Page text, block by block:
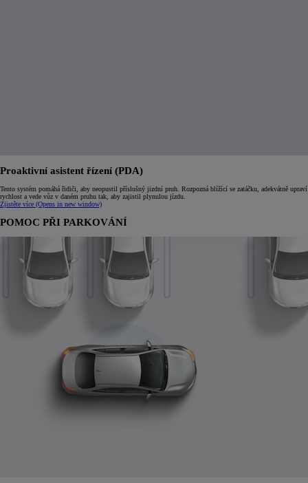
Proaktivní asistent řízení (PDA)
Tento systém pomáhá řidiči, aby neopustil příslušný jizdní pruh. Rozpozná blížící se zatáčku, adekvátně upraví
rychlost a vede vůz v daném pruhu tak, aby zajistil plynulou jízdu.
Zjistěte více (Opens in new window)
POMOC PŘI PARKOVÁNÍ